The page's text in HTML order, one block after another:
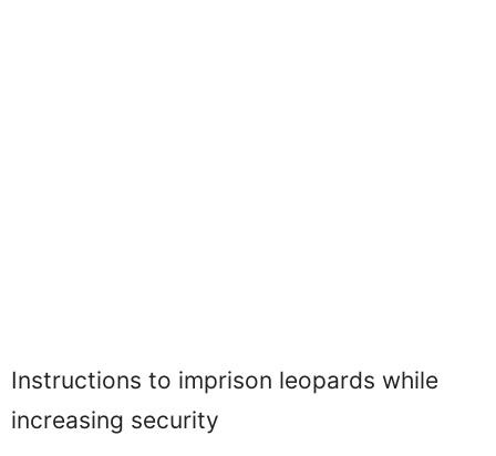
Instructions to imprison leopards while
increasing security